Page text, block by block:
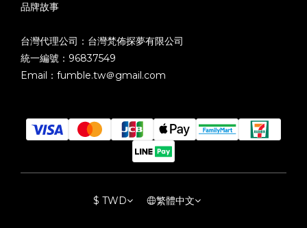
品牌故事
台灣代理公司：台灣梵佈探夢有限公司
統一編號：96837549
Email：fumble.tw＠gmail.com
$ TWD 繁體中文